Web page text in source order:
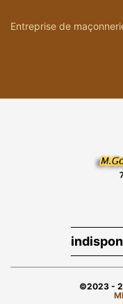
Entreprise de
©2023 -